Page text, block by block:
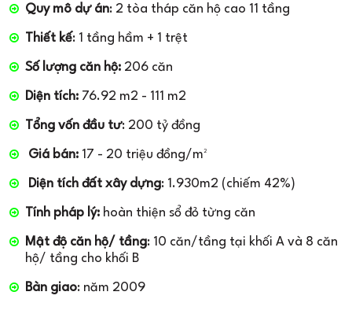
Quy mô dự án: 2 tòa tháp căn hộ cao 11 tầng
Thiết kế: 1 tầng hầm + 1 trệt
Số lượng căn hộ: 206 căn
Diện tích: 76.92 m2 - 111 m2
Tổng vốn đầu tư: 200 tỷ đồng
Giá bán: 17 - 20 triệu đồng/m²
Diện tích đất xây dựng: 1.930m2 (chiếm 42%)
Tính pháp lý: hoàn thiện sổ đỏ từng căn
Mật độ căn hộ/ tầng: 10 căn/tầng tại khối A và 8 căn
hộ/ tầng cho khối B
Bàn giao: năm 2009